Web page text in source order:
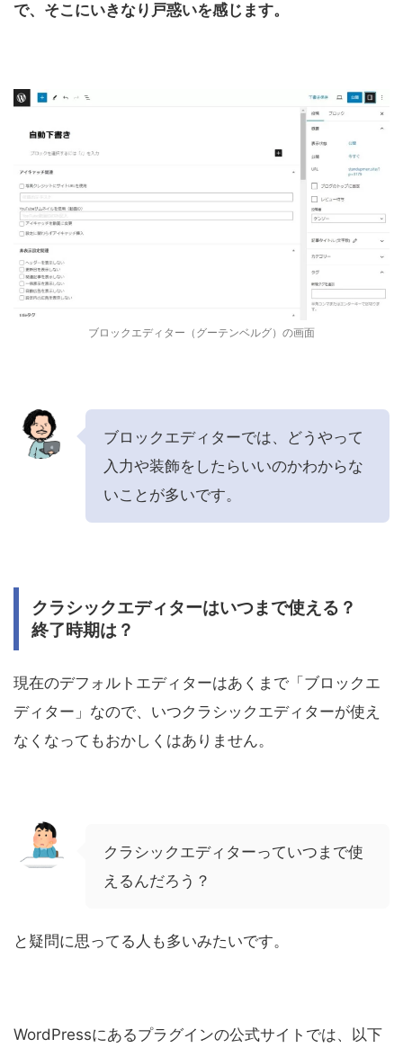
で、そこにいきなり戸惑いを感じます。
ブロックエディター（グーテンベルグ）の画面
ブロックエディターでは、どうやって
入力や装飾をしたらいいのかわからな
いことが多いです。
クラシックエディターはいつまで使える？
終了時期は？
現在のデフォルトエディターはあくまで「ブロックエ
ディター」なので、いつクラシックエディターが使え
なくなってもおかしくはありません。
クラシックエディターっていつまで使
えるんだろう？
と疑問に思ってる人も多いみたいです。
WordPressにあるプラグインの公式サイトでは、以下